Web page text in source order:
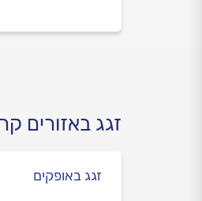
זכוכית, מהם סוגי
השונים, כיצד
זגג באזורים
זגג באופקים